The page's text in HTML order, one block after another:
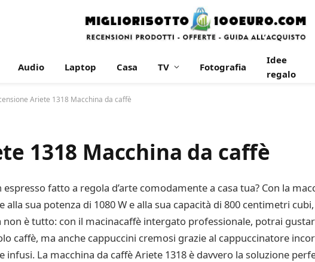
Audio Laptop Casa TV Fotografia
Idee
regalo
Ariete 1318 Macchina da caffè
1318 Macchina da caffè
fatto a regola d’arte comodamente a casa tua? Con la
alla sua potenza di 1080 W e alla sua capacità di 800 centimetri
è tutto: con il macinacaffè intergato professionale, potrai
caffè, ma anche cappuccini cremosi grazie al cappuccinatore
infusi. La macchina da caffè Ariete 1318 è davvero la soluzione